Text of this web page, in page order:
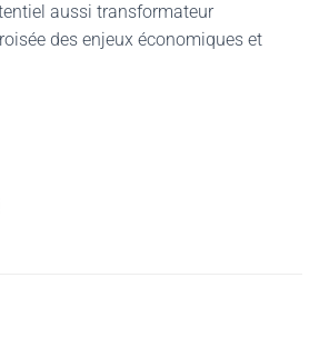
aussi transformateur
des enjeux économiques et